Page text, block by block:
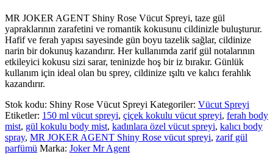
MR JOKER AGENT Shiny Rose Vücut Spreyi, taze gül
yapraklarının zarafetini ve romantik kokusunu cildinizle buluşturur.
Hafif ve ferah yapısı sayesinde gün boyu tazelik sağlar, cildinize
narin bir dokunuş kazandırır. Her kullanımda zarif gül notalarının
etkileyici kokusu sizi sarar, teninizde hoş bir iz bırakır. Günlük
kullanım için ideal olan bu sprey, cildinize ışıltı ve kalıcı ferahlık
kazandırır.
Stok kodu: Shiny Rose Vücut Spreyi Kategoriler: Vücut Spreyi
Etiketler: 150 ml vücut spreyi, çiçek kokulu vücut spreyi, ferah body
mist, gül kokulu body mist, kadınlara özel vücut spreyi, kalıcı body
spray, MR JOKER AGENT Shiny Rose vücut spreyi, zarif gül
parfümü Marka: Joker Mr Agent